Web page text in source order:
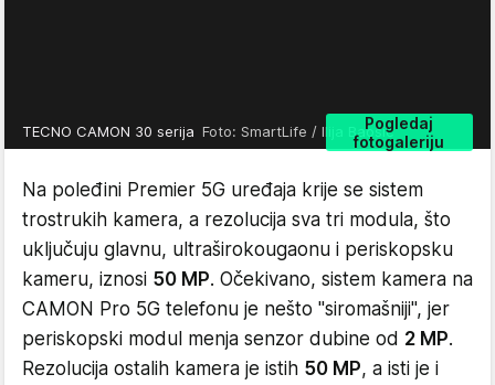
Pogledaj
fotogaleriju
TECNO CAMON 30 serija Foto: SmartLife / Ilija Baošić
Na poleđini Premier 5G uređaja krije se sistem
trostrukih kamera, a rezolucija sva tri modula, što
uključuju glavnu, ultraširokougaonu i periskopsku
kameru, iznosi 50 MP. Očekivano, sistem kamera na
CAMON Pro 5G telefonu je nešto "siromašniji", jer
periskopski modul menja senzor dubine od 2 MP.
Rezolucija ostalih kamera je istih 50 MP, a isti je i